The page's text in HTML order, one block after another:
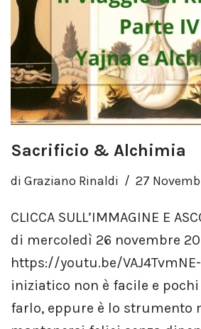
Sacrificio & Alchimia
di Graziano Rinaldi 27
CLICCA SULL’IMMAGINE E
di mercoledì 26 novembre
https://youtu.be/
iniziatico non è facile e
farlo, eppure è lo strumento